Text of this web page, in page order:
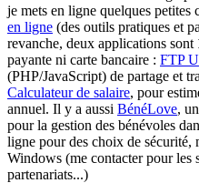
je mets en ligne quelques petites
en ligne (des outils pratiques et
revanche, deux applications sont
payante ni carte bancaire : FTP
(PHP/JavaScript) de partage et
Calculateur de salaire, pour
annuel. Il y a aussi BénéLove,
pour la gestion des bénévoles
ligne pour des choix de
Windows (me contacter pour les
partenariats...)